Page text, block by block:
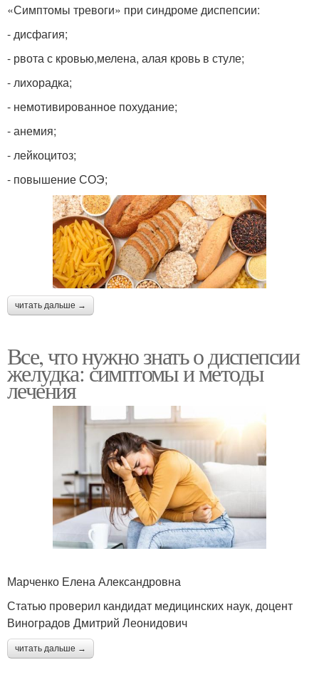
«Симптомы тревоги» при синдроме диспепсии:
- дисфагия;
- рвота с кровью,мелена, алая кровь в стуле;
- лихорадка;
- немотивированное похудание;
- анемия;
- лейкоцитоз;
- повышение СОЭ;
читать дальше →
Все, что нужно знать о диспепсии
желудка: симптомы и методы
лечения
Марченко Елена Александровна
Статью проверил кандидат медицинских наук, доцент
Виноградов Дмитрий Леонидович
читать дальше →